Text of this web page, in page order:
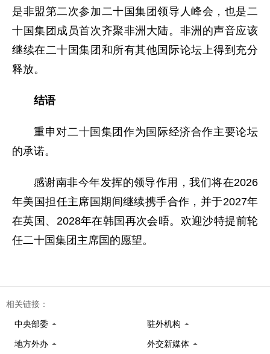
是非盟第二次参加二十国集团领导人峰会，也是二
十国集团成员首次齐聚非洲大陆。非洲的声音应该
继续在二十国集团和所有其他国际论坛上得到充分
释放。
结语
重申对二十国集团作为国际经济合作主要论坛
的承诺。
感谢南非今年发挥的领导作用，我们将在2026
年美国担任主席国期间继续携手合作，并于2027年
在英国、2028年在韩国再次会晤。欢迎沙特提前轮
任二十国集团主席国的愿望。
相关链接：
中央部委 驻外机构
地方外办 外交新媒体